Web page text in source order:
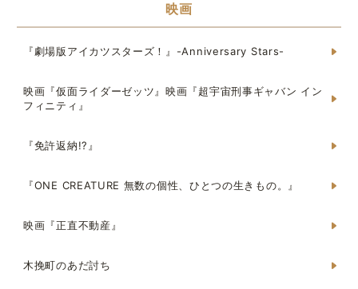
映画
『劇場版アイカツスターズ！』-Anniversary Stars-
映画『仮面ライダーゼッツ』映画『超宇宙刑事ギャバン イン
フィニティ』
『免許返納!?』
『ONE CREATURE 無数の個性、ひとつの生きもの。』
映画『正直不動産』
木挽町のあだ討ち